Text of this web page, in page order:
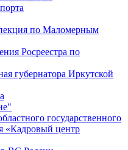
по Маломерным
Росреестра по
губернатора Иркутской
государственного
«Кадровый центр